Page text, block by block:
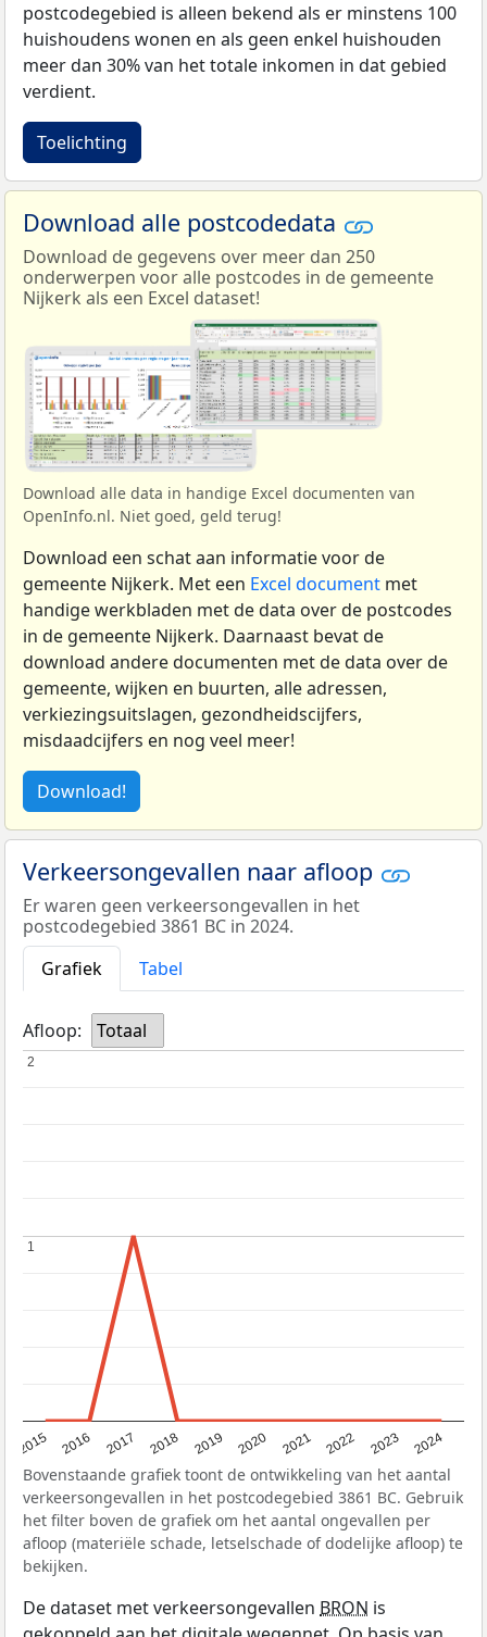
postcodegebied is alleen bekend als er minstens 100
huishoudens wonen en als geen enkel huishouden
meer dan 30% van het totale inkomen in dat gebied
verdient.
Toelichting
Download alle postcodedata
Download de gegevens over meer dan 250
onderwerpen voor alle postcodes in de gemeente
Nijkerk als een Excel dataset!
Download alle data in handige Excel documenten van
OpenInfo.nl. Niet goed, geld terug!
Download een schat aan informatie voor de
gemeente Nijkerk. Met een Excel document met
handige werkbladen met de data over de postcodes
in de gemeente Nijkerk. Daarnaast bevat de
download andere documenten met de data over de
gemeente, wijken en buurten, alle adressen,
verkiezingsuitslagen, gezondheidscijfers,
misdaadcijfers en nog veel meer!
Download!
Verkeersongevallen naar afloop
Er waren geen verkeersongevallen in het
postcodegebied 3861 BC in 2024.
Grafiek
Tabel
Afloop: Totaal
2015 2016 2017 2018 2019 2020 2021 2022 2023 2024
1
1
2
2
Bovenstaande grafiek toont de ontwikkeling van het aantal
verkeersongevallen in het postcodegebied 3861 BC. Gebruik
het filter boven de grafiek om het aantal ongevallen per
afloop (materiële schade, letselschade of dodelijke afloop) te
bekijken.
De dataset met verkeersongevallen BRON is